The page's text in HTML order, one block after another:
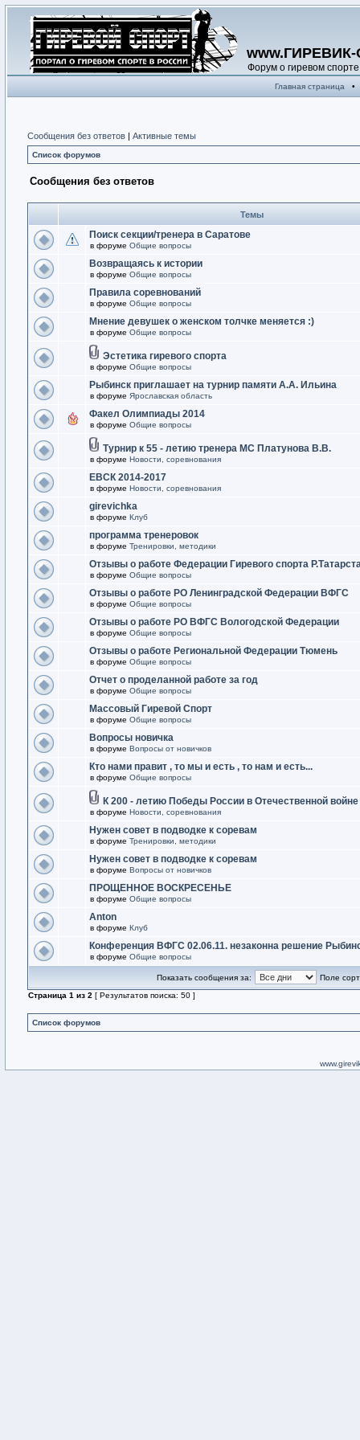
Форум о гиревом спорте
Главная страница •
Сообщения без ответов | Активные темы
Список форумов
Сообщения без ответов
Темы
Поиск секции/тренера в Саратове
в форуме Общие вопросы
Возвращаясь к истории
в форуме Общие вопросы
Правила соревнований
в форуме Общие вопросы
Мнение девушек о женском толчке меняется :)
в форуме Общие вопросы
Эстетика гиревого спорта
в форуме Общие вопросы
Рыбинск приглашает на турнир памяти А.А. Ильина
в форуме Ярославская область
Факел Олимпиады 2014
в форуме Общие вопросы
Турнир к 55 - летию тренера МС Платунова В.В.
в форуме Новости, соревнования
ЕВСК 2014-2017
в форуме Новости, соревнования
girevichka
в форуме Клуб
программа тренеровок
в форуме Тренировки, методики
Отзывы о работе Федерации Гиревого спорта
в форуме Общие вопросы
Отзывы о работе РО Ленинградской Федерации ВФГС
в форуме Общие вопросы
Отзывы о работе РО ВФГС Вологодской Федерации
в форуме Общие вопросы
Отзывы о работе Региональной Федерации Тюмень
в форуме Общие вопросы
Отчет о проделанной работе за год
в форуме Общие вопросы
Массовый Гиревой Спорт
в форуме Общие вопросы
Вопросы новичка
в форуме Вопросы от новичков
Кто нами правит , то мы и есть , то нам и есть...
в форуме Общие вопросы
К 200 - летию Победы России в Отечественной войне
в форуме Новости, соревнования
Нужен совет в подводке к соревам
в форуме Тренировки, методики
Нужен совет в подводке к соревам
в форуме Вопросы от новичков
ПРОЩЕННОЕ ВОСКРЕСЕНЬЕ
в форуме Общие вопросы
Anton
в форуме Клуб
Конференция ВФГС 02.06.11. незаконна решение
в форуме Общие вопросы
Показать сообщения за:
Поле
Страница 1 из 2 [ Результатов поиска: 50 ]
Список форумов